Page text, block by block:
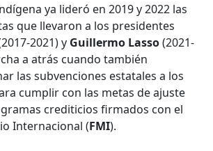
ya lideró en 2019 y 2022 las
que llevaron a los presidentes
2021) y Guillermo Lasso(2021-
a atrás cuando también
las subvenciones estatales a los
cumplir con las metas de ajuste
crediticios firmados con el
Internacional (FMI).